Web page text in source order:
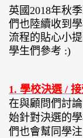
英國2018年秋
們也陸續收到
流程的貼心小
學生們參考 :)
1. 學校決選 /
在與顧問們討
始針對決選的
們也會幫同學